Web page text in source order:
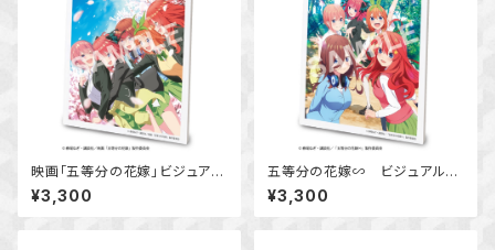
映画「五等分の花嫁」ビジュアル
アートボード
¥3,300
五等分の花嫁∽ ビジュアルア
ートボード
¥3,300